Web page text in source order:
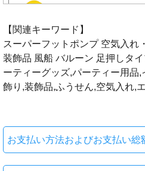
【関連キーワード】
スーパーフットポンプ 空気入れ
装飾品 風船 バルーン 足押しタ
ーティーグッズ,パーティー用品
飾り,装飾品,ふうせん,空気入れ,
お支払い方法およびお支払い総